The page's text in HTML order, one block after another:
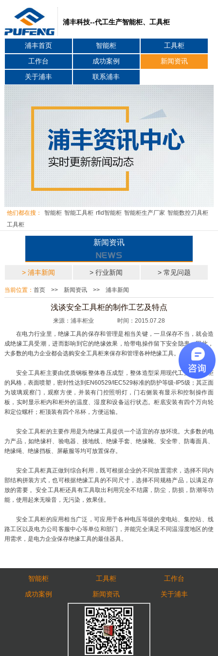
浦丰科技--代工生产智能柜、工具柜
浦丰首页 智能柜 工具柜
工作台 成功案例 新闻资讯
关于浦丰 联系浦丰
他们都在搜： 智能柜 智能工具柜 rfid智能柜 智能柜生产厂家 智能数控刀具柜
工具柜
新闻资讯
> 浦丰新闻 > 行业新闻 > 常见问题
当前位置： 首页>> 新闻资讯>> 浦丰新闻
浅谈安全工具柜的制作工艺及特点
来源：浦丰柜业 时间：2015.07.28
在电力行业里，绝缘工具的保存和管理是相当关键，一旦保存不当，就会造
成绝缘工具受潮，进而影响到它的绝缘效果，给带电操作留下安全隐患。因此，
大多数的电力企业都会选购安全工具柜来保存和管理各种绝缘工具。
安全工具柜主要由优质钢板整体卷压成型，整体造型采用现代工业控制屏柜
的风格，表面喷塑，密封性达到EN60529/IEC529标准的防护等级-IP5级；其正面
为玻璃观察门，观察方便，并装有门控照明灯，门右侧装有显示和控制操作面
板，实时显示柜内和柜外的温度、湿度和设备运行状态。柜底安装有四个万向轮
和定位螺杆；柜顶装有四个吊杯，方便运输。
安全工具柜的主要作用是为绝缘工具提供一个适宜的存放环境。大多数的电
力产品，如绝缘杆、验电器、接地线、绝缘手套、绝缘靴、安全带、防毒面具、
绝缘绳、绝缘挡板、屏蔽服等均可放置保存。
安全工具柜真正做到综合利用，既可根据企业的不同放置需求，选择不同内
部结构拼装方式，也可根据绝缘工具的不同尺寸，选择不同规格产品，以满足存
放的需要 。安全工具柜还具有工具取出利用完全不结露，防尘，防损，防潮等功
能，使用起来无噪音，无污染，效果佳。
安全工具柜的应用相当广泛，可应用于各种电压等级的变电站、集控站、线
路工区以及电力公司客服中心等单位和部门，并能完全满足不同温湿度地区的使
用需求，是电力企业保存绝缘工具的最佳器具。
智能柜 工具柜
工作台
成功案例
新闻资讯 关于浦丰